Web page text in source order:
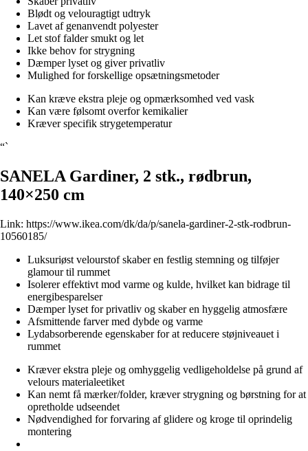
Blødt og velouragtigt udtryk
Lavet af genanvendt polyester
Let stof falder smukt og let
Ikke behov for strygning
Dæmper lyset og giver privatliv
Mulighed for forskellige opsætningsmetoder
Kan kræve ekstra pleje og opmærksomhed ved vask
Kan være følsomt overfor kemikalier
Kræver specifik strygetemperatur
“`
SANELA Gardiner, 2 stk., rødbrun,
140×250 cm
Link: https://www.ikea.com/dk/da/p/sanela-gardiner-2-stk-rodbrun-
10560185/
Luksuriøst velourstof skaber en festlig stemning og tilføjer
glamour til rummet
Isolerer effektivt mod varme og kulde, hvilket kan bidrage til
energibesparelser
Dæmper lyset for privatliv og skaber en hyggelig atmosfære
Afsmittende farver med dybde og varme
Lydabsorberende egenskaber for at reducere støjniveauet i
rummet
Kræver ekstra pleje og omhyggelig vedligeholdelse på grund af
velours materialeetiket
Kan nemt få mærker/folder, kræver strygning og børstning for at
opretholde udseendet
Nødvendighed for forvaring af glidere og kroge til oprindelig
montering